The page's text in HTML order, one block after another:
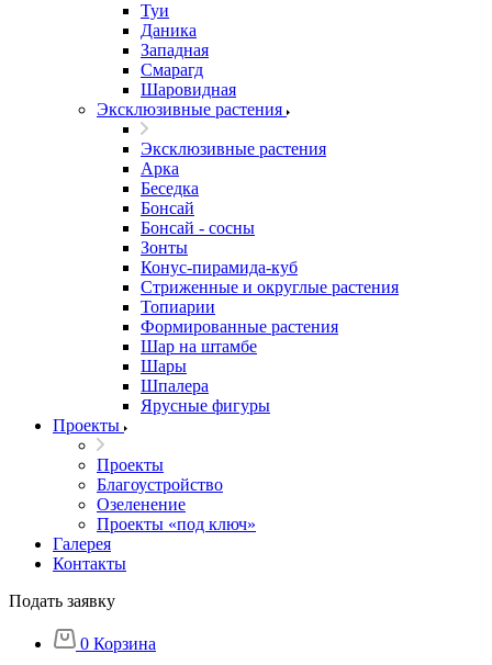
Туи
Даника
Западная
Смарагд
Шаровидная
Эксклюзивные растения
Эксклюзивные растения
Арка
Беседка
Бонсай
Бонсай - сосны
Зонты
Конус-пирамида-куб
Стриженные и округлые растения
Топиарии
Формированные растения
Шар на штамбе
Шары
Шпалера
Ярусные фигуры
Проекты
Проекты
Благоустройство
Озеленение
Проекты «под ключ»
Галерея
Контакты
Подать заявку
0 Корзина